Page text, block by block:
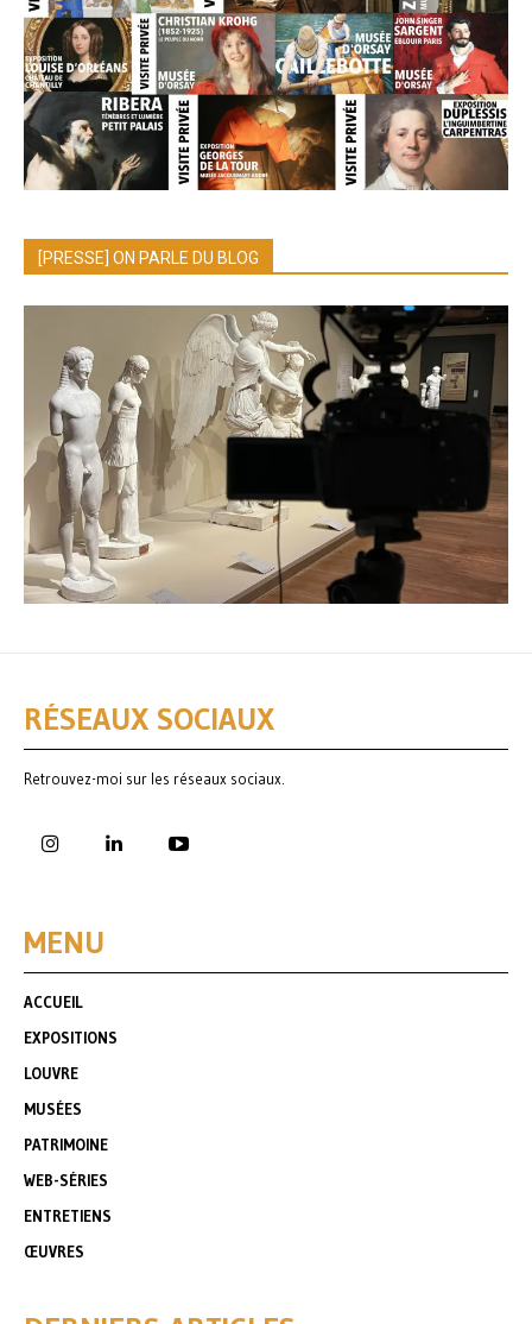
[PRESSE] ON PARLE DU BLOG
RÉSEAUX SOCIAUX
Retrouvez-moi sur les réseaux sociaux.
MENU
ACCUEIL
EXPOSITIONS
LOUVRE
MUSÉES
PATRIMOINE
WEB-SÉRIES
ENTRETIENS
ŒUVRES